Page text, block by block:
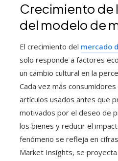
Crecimiento de
del modelo de
El crecimiento del mercado
solo responde a factores
un cambio cultural en la
Cada vez más
artículos usados antes que
motivados por el deseo de
los bienes y reducir el
fenómeno se refleja en
Market Insights, se